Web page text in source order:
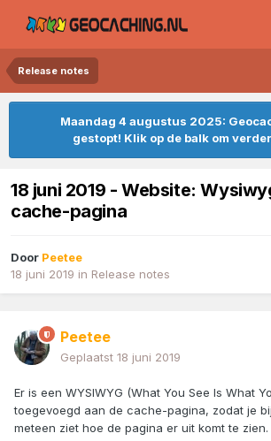
Release notes
Maandag 4 augustus 2025:
gestopt! Klik op de balk om
18 juni 2019 - Website:
cache-pagina
Door Peetee
18 juni 2019 in Release notes
Peetee
Geplaatst 18 juni 2019
Er is een WYSIWYG (What You See Is What
toegevoegd aan de cache-pagina, zodat je
meteen ziet hoe de pagina er uit komt te zien.